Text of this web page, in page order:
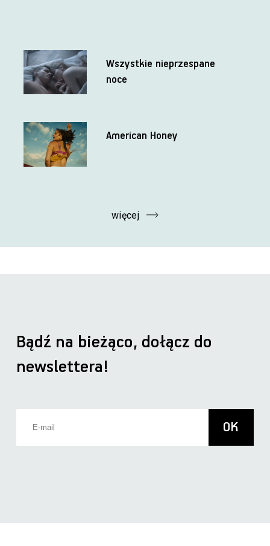
Wszystkie nieprzespane
noce
American Honey
więcej
Bądź na bieżąco, dołącz do
newslettera!